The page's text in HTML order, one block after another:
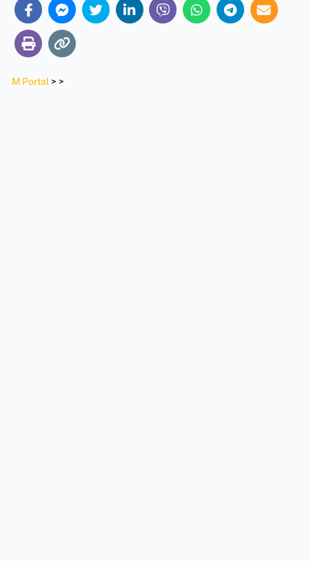
M Portal > >